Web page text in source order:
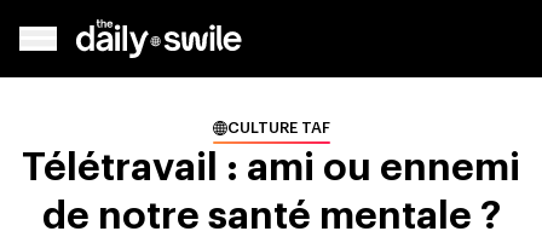
CULTURE TAF
Télétravail : ami ou ennemi
de notre santé mentale ?